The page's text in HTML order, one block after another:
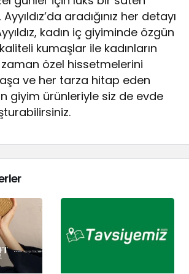
aradığınız her detayı
kadın iç giyiminde özgün
kumaşlar ile kadınların
özel hissetmelerini
ve her tarza hitap eden
giyim ürünleriyle siz de evde